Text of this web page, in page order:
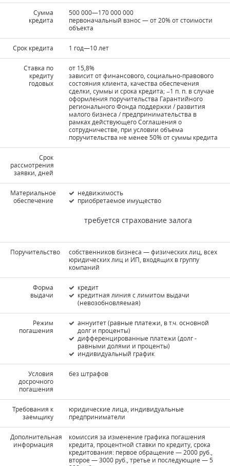
Сумма
кредита
500 000—170 000 000
первоначальный взнос — от 20% от стоимости
объекта
Срок кредита 1 год—10 лет
Ставка по
кредиту
годовых
от 15,8%
зависит от финансового, социально-правового
состояния клиента, качества обеспечения
сделки, суммы и срока кредита; −1 п. п. в случае
оформления поручительства Гарантийного
регионального Фонда поддержки / развития
малого бизнеса / предпринимательства в
рамках действующего Соглашения о
сотрудничестве, при условии объема
поручительства не менее 50% от суммы кредита
Срок
рассмотрения
заявки, дней
Материальное
обеспечение
недвижимость
приобретаемое имущество
требуется страхование залога
Поручительство
собственников бизнеса — физических лиц, всех
юридических лиц и ИП, входящих в группу
компаний
Форма
выдачи
кредит
кредитная линия с лимитом выдачи
(невозобновляемая)
Режим
погашения
аннуитет (равные платежи, в т.ч. основной
долг и проценты)
дифференцированные платежи (долг -
равными долями и проценты)
индивидуальный график
Условия
досрочного
погашения
без штрафов
Требования к
заемщику
юридические лица, индивидуальные
предприниматели
Дополнительная
информация
комиссия за изменение графика погашения
кредита, процентной ставки по кредиту, срока
кредитования: первое обращение — 2000 руб.,
второе — 3000 руб., третье и последующие — 5